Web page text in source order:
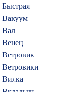
Быстрая
Вакуум
Вал
Венец
Ветровик
Ветровики
Вилка